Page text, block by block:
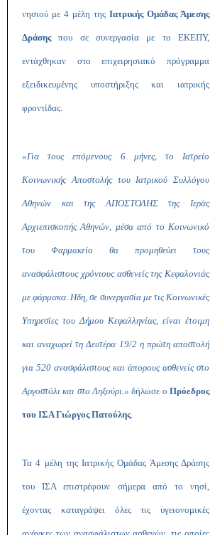
νησιού με 4 μέλη της Ιατρικής Ομάδας Άμεσης
Δράσηςπου σε συνεργασία με το ΕΚΕΠΥ,
εντάχθηκαν στο επιχειρησιακό πρόγραμμα
εξειδικευμένης υποστήριξης και ιατρικής
φροντίδας.
«Για τους επόμενους 6 μήνες, το Ιατρείο
Κοινωνικής Αποστολής του Ιατρικού Συλλόγου
Αθηνών και της ΑΠΟΣΤΟΛΗΣ της Ιεράς
Αρχιεπισκοπής Αθηνών, μέσα από το Κοινωνικό
του Φαρμακείο θα προμηθεύει τους
ανασφάλιστους χρόνιους ασθενείς της Κεφαλονιάς
με φάρμακα. Ηδη, σε συνεργασία με τις Κοινωνικές
Υπηρεσίες του Δήμου Κεφαλληνίας, είναι έτοιμη
και αναχωρεί τη Δευτέρα 19/2 η πρώτη αποστολή
για 520 ανασφάλιστους και άπορους ασθενείς στο
Αργοστόλι και στο Ληξούρι.» δήλωσε ο Πρόεδρος
του ΙΣΑ Γιώργος Πατούλης.
Τα 4 μέλη της Ιατρικής Ομάδας Άμεσης Δράσης
του ΙΣΑ επιστρέφουν σήμερα από το νησί,
έχοντας καταγράψει όλες τις υγειονομικές